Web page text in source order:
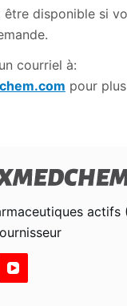
être disponible si
courriel à:
pour
actifs